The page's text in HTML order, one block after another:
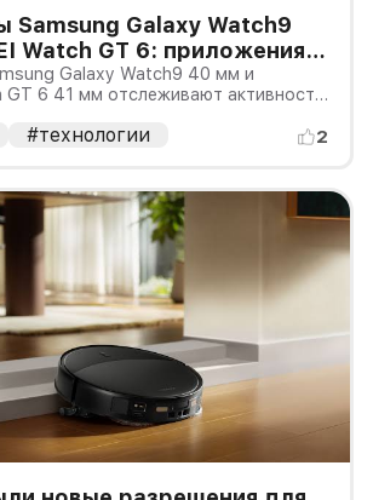
Samsung Galaxy Watch9
Watch GT 6: приложения
Galaxy Watch9 40 мм и
GT 6 41 мм отслеживают активность,
но делают ставку на разные
#технологии 2